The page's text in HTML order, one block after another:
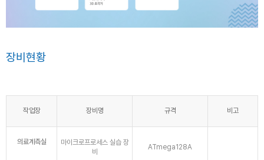
장비현황
작업장 장비명 규격 비고
의료계측실
마이크로프로세스 실습 장
비
ATmega128A